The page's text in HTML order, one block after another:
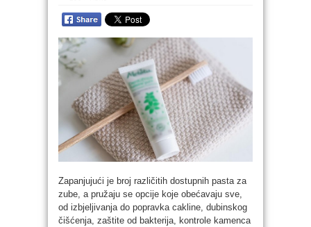
Zapanjujući je broj različitih dostupnih pasta za
zube, a pružaju se opcije koje obećavaju sve,
od izbjeljivanja do popravka cakline, dubinskog
čišćenja, zaštite od bakterija, kontrole kamenca